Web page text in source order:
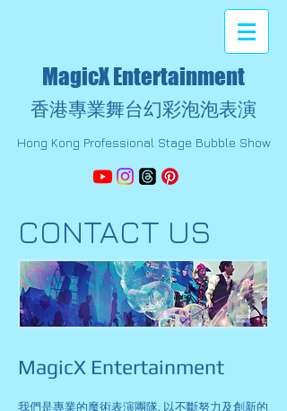
MagicX Entertainment
香港專業舞台幻彩泡泡表演
Hong Kong Professional Stage Bubble Show
CONTACT US
MagicX Entertainment
我們是專業的魔術表演團隊, 以不斷努力及創新的